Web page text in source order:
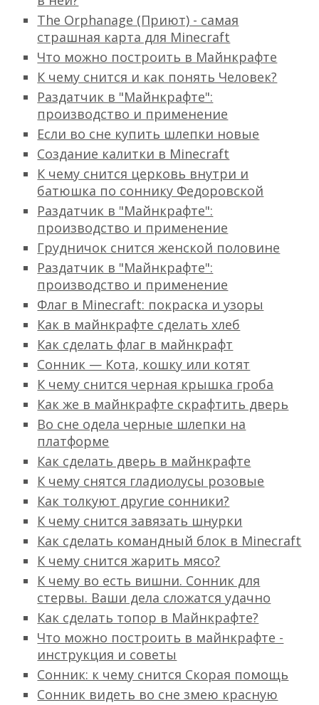
The Orphanage (Приют) - самая
страшная карта для Minecraft
Что можно построить в Майнкрафте
К чему снится и как понять Человек?
Раздатчик в "Майнкрафте":
производство и применение
Если во сне купить шлепки новые
Создание калитки в Minecraft
К чему снится церковь внутри и
батюшка по соннику Федоровской
Раздатчик в "Майнкрафте":
производство и применение
Грудничок снится женской половине
Раздатчик в "Майнкрафте":
производство и применение
Флаг в Minecraft: покраска и узоры
Как в майнкрафте сделать хлеб
Как сделать флаг в майнкрафт
Сонник — Кота, кошку или котят
К чему снится черная крышка гроба
Как же в майнкрафте скрафтить дверь
Во сне одела черные шлепки на
платформе
Как сделать дверь в майнкрафте
К чему снятся гладиолусы розовые
Как толкуют другие сонники?
К чему снится завязать шнурки
Как сделать командный блок в Minecraft
К чему снится жарить мясо?
К чему во есть вишни. Сонник для
стервы. Ваши дела сложатся удачно
Как сделать топор в Майнкрафте?
Что можно построить в майнкрафте -
инструкция и советы
Сонник: к чему снится Скорая помощь
Сонник видеть во сне змею красную